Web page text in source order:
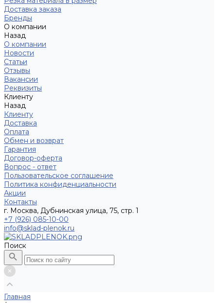
Доставка заказа
Бренды
О компании
Назад
О компании
Новости
Статьи
Отзывы
Вакансии
Реквизиты
Клиенту
Назад
Клиенту
Доставка
Оплата
Обмен и возврат
Гарантия
Договор-оферта
Вопрос - ответ
Пользовательское соглашение
Политика конфиденциальности
Акции
Контакты
г. Москва, Дубнинская улица, 75, стр. 1
+7 (926) 085-10-00
info@sklad-plenok.ru
Поиск
Главная